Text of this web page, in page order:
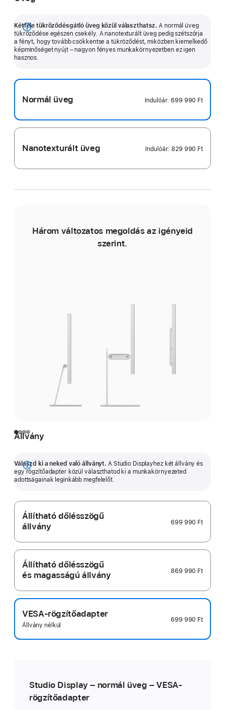
Kétféle tükröződésgátló üveg közül választhatsz. A normál üveg
tükröződése egészen csekély. A nanotexturált üveg pedig szétszórja
a fényt, hogy tovább csökkentse a tükröződést, miközben kiemelkedő
képminőséget nyújt – nagyon fényes munkakörnyezetben ez igen
hasznos.
Bővebb
információ
Normál üveg Indulóár:699 990 Ft
Nanotexturált üveg Indulóár:829 990 Ft
Három változatos megoldás az igényeid
szerint.
Állvány
Válaszd ki a neked való állványt. A Studio Displayhez két állvány és
egy rögzítőadapter közül választhatod ki a munkakörnyezeted
adottságainak leginkább megfelelőt.
Bővebb
információ
Állítható dőlésszögű
állvány
699 990 Ft
Állítható dőlésszögű
és magasságú állvány
869 990 Ft
VESA-rögzítőadapter
Állvány nélkül
699 990 Ft
Studio Display – normál üveg – VESA-
rögzítőadapter